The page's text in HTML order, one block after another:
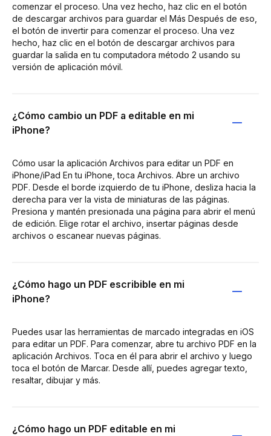
comenzar el proceso. Una vez hecho, haz clic en el botón
de descargar archivos para guardar el Más Después de eso,
el botón de invertir para comenzar el proceso. Una vez
hecho, haz clic en el botón de descargar archivos para
guardar la salida en tu computadora método 2 usando su
versión de aplicación móvil.
¿Cómo cambio un PDF a editable en mi
iPhone?
Cómo usar la aplicación Archivos para editar un PDF en
iPhone/iPad En tu iPhone, toca Archivos. Abre un archivo
PDF. Desde el borde izquierdo de tu iPhone, desliza hacia la
derecha para ver la vista de miniaturas de las páginas.
Presiona y mantén presionada una página para abrir el menú
de edición. Elige rotar el archivo, insertar páginas desde
archivos o escanear nuevas páginas.
¿Cómo hago un PDF escribible en mi
iPhone?
Puedes usar las herramientas de marcado integradas en iOS
para editar un PDF. Para comenzar, abre tu archivo PDF en la
aplicación Archivos. Toca en él para abrir el archivo y luego
toca el botón de Marcar. Desde allí, puedes agregar texto,
resaltar, dibujar y más.
¿Cómo hago un PDF editable en mi